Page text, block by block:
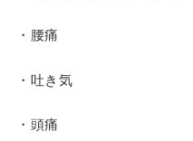
・腰痛
・吐き気
・頭痛